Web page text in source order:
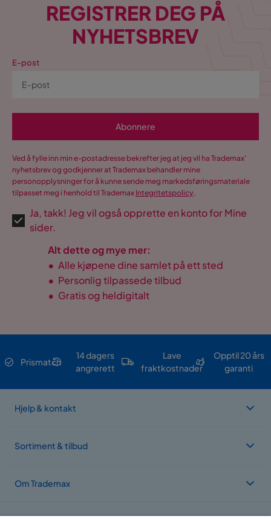
REGISTRER DEG PÅ
NYHETSBREV
E-post
Abonnere
Ved å fylle inn min e-postadresse bekrefter jeg at jeg vil ha Trademax’
nyhetsbrev og godkjenner at Trademax behandler mine
personopplysninger for å kunne sende meg markedsføringsmateriale
tilpasset meg i henhold til Trademax Integritetspolicy.
Ja, takk! Jeg vil også opprette en konto for Mine
sider.
Alt dette og mye mer:
• Alle kjøpene dine samlet på ett sted
• Personlig tilpassede tilbud
• Gratis og heldigitalt
Prismatch
14 dagers
angrerett
Lave
fraktkostnader
Opptil 20 års
garanti
Hjelp & kontakt
Sortiment & tilbud
Om Trademax